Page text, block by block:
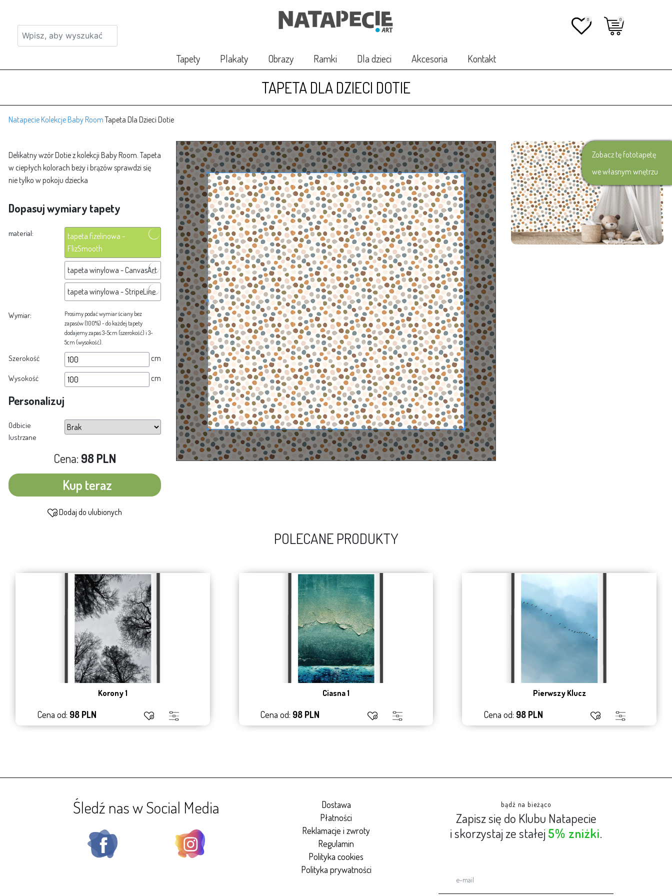
0 0
Tapety Plakaty Obrazy Ramki Dla dzieci Akcesoria Kontakt
TAPETA DLA DZIECI DOTIE
Natapecie Kolekcje Baby Room Tapeta Dla Dzieci Dotie
Delikatny wzór Dotie z kolekcji Baby Room. Tapeta
w ciepłych kolorach beży i brązów sprawdzi się
nie tylko w pokoju dziecka
Dopasuj wymiary tapety
material:
tapeta fizelinowa -
FlizSmooth
tapeta winylowa - CanvasArt
tapeta winylowa - StripeLine
Wymiar:
Prosimy podać wymiar ściany bez
zapasów (100%) - do każdej tapety
dodajemy zapas 3-5cm (szerokość) i 3-
5cm (wysokość).
Szerokość cm
Wysokość cm
Personalizuj
Odbicie
lustrzane
Cena: 98 PLN
Kup teraz
Dodaj do ulubionych
Zobacz tę fototapetę
we własnym wnętrzu
POLECANE PRODUKTY
Korony 1
Cena od: 98 PLN
Ciasna 1
Cena od: 98 PLN
Pierwszy Klucz
Cena od: 98 PLN
Śledź nas w Social Media
Dostawa
Płatności
Reklamacje i zwroty
Regulamin
Polityka cookies
Polityka prywatności
bądź na bieżąco
Zapisz się do Klubu Natapecie
i skorzystaj ze stałej 5% zniżki.